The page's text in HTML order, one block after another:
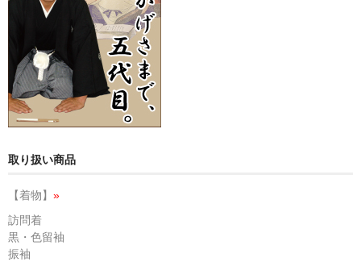
取り扱い商品
【着物】 »
訪問着
黒・色留袖
振袖